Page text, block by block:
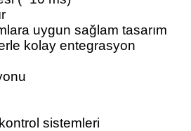
uygun sağlam tasarım
kolay entegrasyon
sistemleri